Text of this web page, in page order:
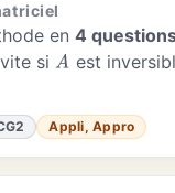
en 4
si A est
Appli, Appro